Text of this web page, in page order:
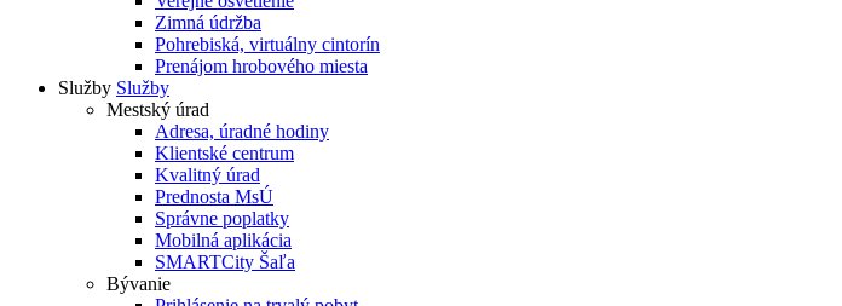
Zimná údržba
Pohrebiská, virtuálny cintorín
Prenájom hrobového miesta
Služby Služby
Mestský úrad
Adresa, úradné hodiny
Klientské centrum
Kvalitný úrad
Prednosta MsÚ
Správne poplatky
Mobilná aplikácia
SMARTCity Šaľa
Bývanie